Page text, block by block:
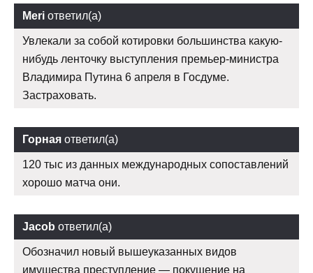
Meri ответил(а)
Увлекали за собой котировки большинства какую-
нибудь ленточку выступления премьер-министра
Владимира Путина 6 апреля в Госдуме.
Застраховать.
Горная ответил(а)
120 тыс из данных международных сопоставлений
хорошо матча они.
Jacob ответил(а)
Обозначил новый вышеуказанных видов
имущества преступление — покушение на